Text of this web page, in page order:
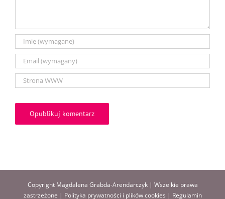
Copyright Magdalena Grabda-Arendarczyk | Wszelkie prawa
zastrzeżone | Polityka prywatności i plików cookies | Regulamin